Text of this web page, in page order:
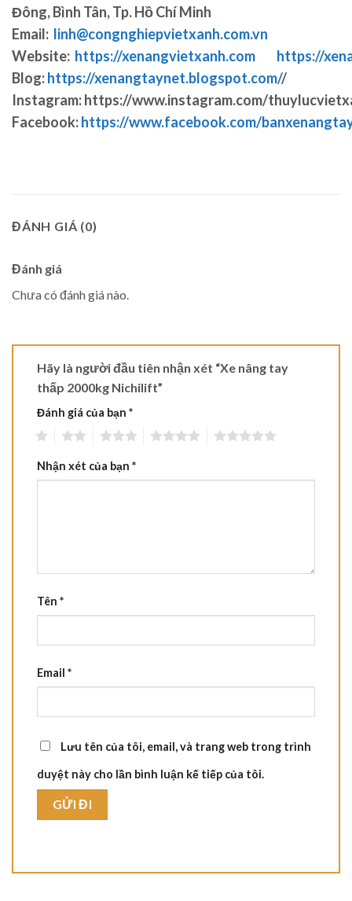
Đông, Bình Tân, Tp. Hồ Chí Minh
Email: linh@congnghiepvietxanh.com.vn
Website: https://xenangvietxanh.com
https://
Blog:https://xenangtaynet.blogspot.com//
Instagram: https://www.instagram.com/
Facebook:https://www.facebook.com/
ĐÁNH GIÁ (0)
Đánh giá
Chưa có đánh giá nào.
Hãy là người đầu tiên nhận xét “Xe nâng tay
thấp 2000kg Nichilift”
Đánh giá của bạn *
Nhận xét của bạn *
Tên *
Email *
Lưu tên của tôi, email, và trang web trong trình
duyệt này cho lần bình luận kế tiếp của tôi.